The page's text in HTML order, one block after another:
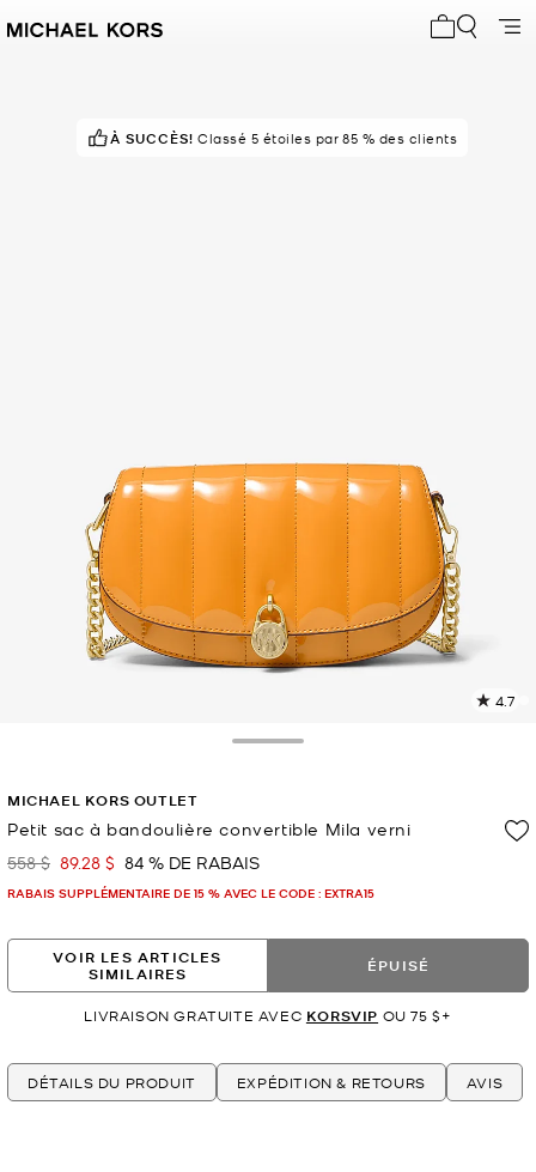
À SUCCÈS! Classé 5 étoiles par 85 % des clients
4.7
MICHAEL KORS OUTLET
Petit sac à bandoulière convertible Mila verni
était
558 $ maintenant
89.28 $ 84 % DE RABAIS
RABAIS SUPPLÉMENTAIRE DE 15 % AVEC LE CODE : EXTRA15
VOIR LES ARTICLES
SIMILAIRES
ÉPUISÉ
LIVRAISON GRATUITE AVEC KORSVIP OU 75 $+
DÉTAILS DU PRODUIT EXPÉDITION & RETOURS AVIS